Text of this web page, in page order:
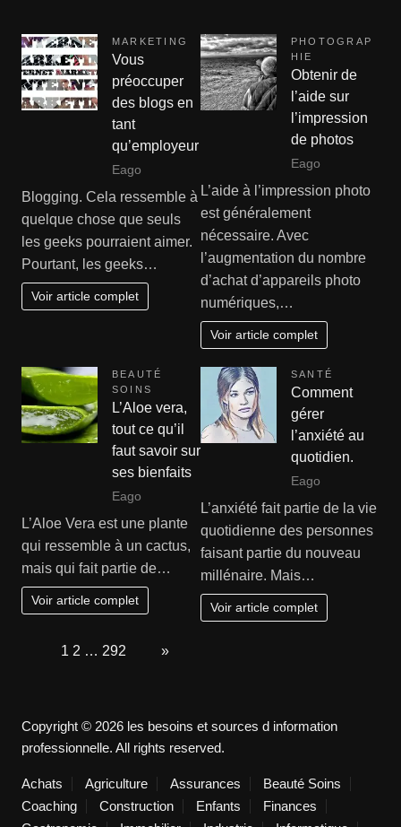
MARKETING
Vous
préoccuper
des blogs en
tant
qu’employeur
Eago
Blogging. Cela ressemble à
quelque chose que seuls
les geeks pourraient aimer.
Pourtant, les geeks…
Voir article complet
PHOTOGRAP
HIE
Obtenir de
l’aide sur
l’impression
de photos
Eago
L’aide à l’impression photo
est généralement
nécessaire. Avec
l’augmentation du nombre
d’achat d’appareils photo
numériques,…
Voir article complet
BEAUTÉ
SOINS
L’Aloe vera,
tout ce qu’il
faut savoir sur
ses bienfaits
Eago
L’Aloe Vera est une plante
qui ressemble à un cactus,
mais qui fait partie de…
Voir article complet
SANTÉ
Comment
gérer
l’anxiété au
quotidien.
Eago
L’anxiété fait partie de la vie
quotidienne des personnes
faisant partie du nouveau
millénaire. Mais…
Voir article complet
1 2 … 292 »
Copyright © 2026 les besoins et sources d information
professionnelle. All rights reserved.
Achats Agriculture Assurances
Beauté Soins
Coaching
Construction Enfants
Finances